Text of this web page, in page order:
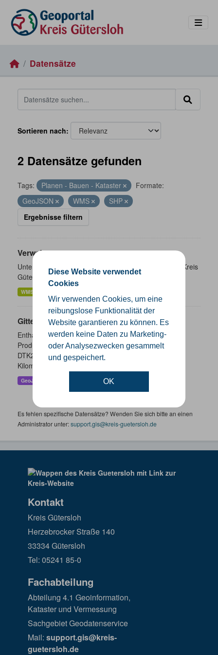
Diese Website verwendet
Cookies
Wir verwenden Cookies, um eine
reibungslose Funktionalität der
Website garantieren zu können. Es
werden keine Daten zu Marketing-
oder Analysezwecken gesammelt
und gespeichert.
OK
Datensätze
Sortieren nach
2 Datensätze gefunden
Tags: Planen - Bauen - Kataster
Formate:
GeoJSON
WMS
SHP
Ergebnisse filtern
Verwaltungsgrenzen
Unterschiedliche Ebenen der Verwaltungsgrenzen im Kreis
Gütersloh
WMS
Gitternetze
Enthalten sind die Gitternetze/ Blattschnitte folgender
Produkte: - DTK100 - DTK50 - TK25 (Meßtischblatt) -
DTK25 - DOP10 - DGK5 Höhenfolie - DGK5 (GK3) -
Kilometerquadrat (GK3)...
GeoJSON
Es fehlen spezifische Datensätze? Wenden Sie sich bitte an einen
Administrator unter:support.gis@kreis-guetersloh.de
Kontakt
Kreis Gütersloh
Herzebrocker Straße 140
33334 Gütersloh
Tel: 05241 85-0
Fachabteilung
Abteilung 4.1 Geoinformation,
Kataster und Vermessung
Sachgebiet Geodatenservice
Mail: support.gis@kreis-
guetersloh.de